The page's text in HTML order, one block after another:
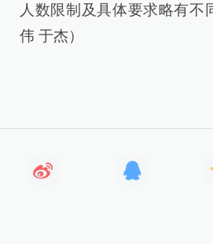
人数限制及具体要求略有不
伟 于杰）